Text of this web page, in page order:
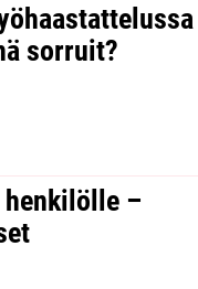
sorruit?
–